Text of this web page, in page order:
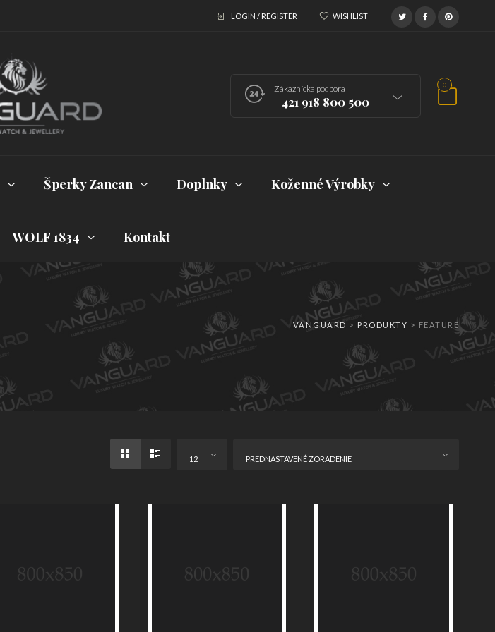
LOGIN / REGISTER WISHLIST
Zákaznícka podpora
+421 918 800 500
0
Šperky Zancan Doplnky Koženné Výrobky
WOLF 1834 Kontakt
VANGUARD > PRODUKTY > FEATURE
12 PREDNASTAVENÉ ZORADENIE